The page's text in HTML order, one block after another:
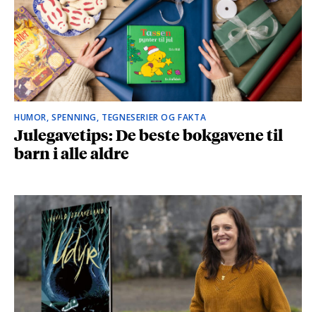
HUMOR, SPENNING, TEGNESERIER OG FAKTA
Julegavetips: De beste bokgavene til
barn i alle aldre